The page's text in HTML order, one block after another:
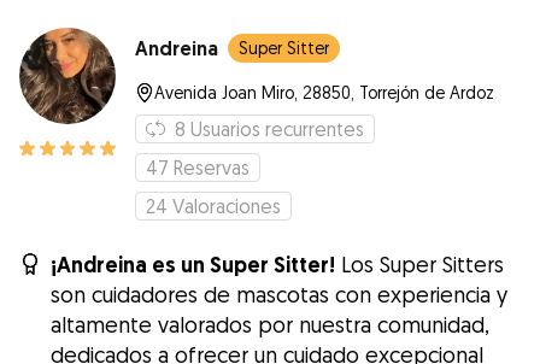
Andreina Super Sitter
Avenida Joan Miro, 28850, Torrejón de Ardoz
8 Usuarios recurrentes
47 Reservas
24 Valoraciones
¡Andreina es un Super Sitter! Los Super Sitters
son cuidadores de mascotas con experiencia y
altamente valorados por nuestra comunidad,
dedicados a ofrecer un cuidado excepcional